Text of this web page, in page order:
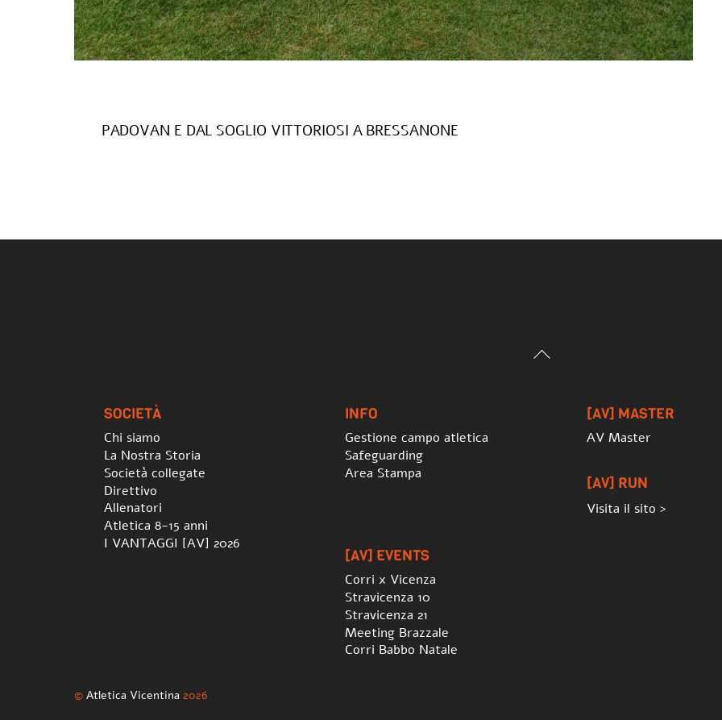
PADOVAN E DAL SOGLIO VITTORIOSI A BRESSANONE
Back
SOCIETÀ
Chi siamo
La Nostra Storia
Società collegate
Direttivo
Allenatori
Atletica 8-15 anni
I VANTAGGI [AV] 2026
INFO
Gestione campo atletica
Safeguarding
Area Stampa
[AV] MASTER
AV Master
[AV] RUN
Visita il sito >
[AV] EVENTS
Corri x Vicenza
Stravicenza 10
Stravicenza 21
Meeting Brazzale
Corri Babbo Natale
© Atletica Vicentina 2026